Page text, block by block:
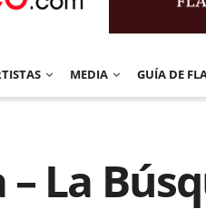
MEDIA GUÍA DE
La